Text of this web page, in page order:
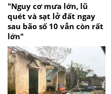
"Nguy cơ mưa lớn, lũ
quét và sạt lở đất ngay
sau bão số 10 vẫn còn rất
lớn"